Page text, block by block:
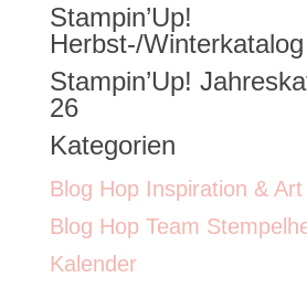
nach:
Stampin’Up!
Herbst-/Winterkatalog
Stampin’Up!
26
Kategorien
Blog Hop Inspiration & Art
Blog Hop Team
Kalender